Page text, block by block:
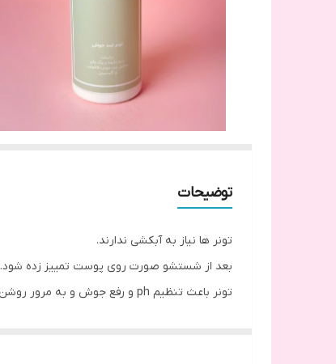
توضیحات
تونر ها نیاز به آبکشی ندارند.
بعد از شستشو صورت روی پوست تمییز زده شود.
تونر باعث تنظیم ph و رفع جوش و به مرور روشن شدن پوست میشود